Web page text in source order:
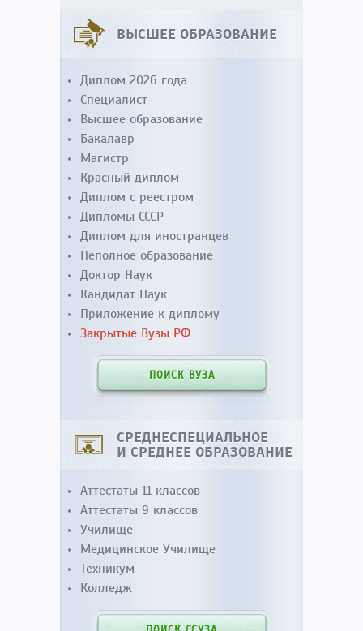
ВЫСШЕЕ ОБРАЗОВАНИЕ
Диплом 2026 года
Специалист
Высшее образование
Бакалавр
Магистр
Красный диплом
Диплом с реестром
Дипломы СССР
Диплом для иностранцев
Неполное образование
Доктор Наук
Кандидат Наук
Приложение к диплому
Закрытые Вузы РФ
ПОИСК ВУЗА
СРЕДНЕСПЕЦИАЛЬНОЕ
И СРЕДНЕЕ ОБРАЗОВАНИЕ
Аттестаты 11 классов
Аттестаты 9 классов
Училище
Медицинское Училище
Техникум
Колледж